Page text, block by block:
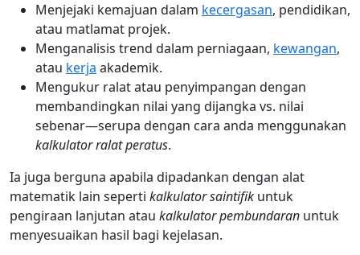
Menjejaki kemajuan dalam kecergasan, pendidikan,
atau matlamat projek.
Menganalisis trend dalam perniagaan, kewangan,
atau kerja akademik.
Mengukur ralat atau penyimpangan dengan
membandingkan nilai yang dijangka vs. nilai
sebenar—serupa dengan cara anda menggunakan
kalkulator ralat peratus.
Ia juga berguna apabila dipadankan dengan alat
matematik lain seperti kalkulator saintifik untuk
pengiraan lanjutan atau kalkulator pembundaran untuk
menyesuaikan hasil bagi kejelasan.